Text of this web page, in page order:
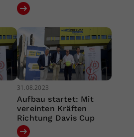
31.08.2023
Aufbau startet: Mit
vereinten Kräften
Richtung Davis Cup